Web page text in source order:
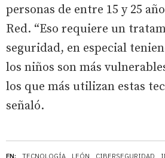
EN: TECNOLOGÍA LEÓN CIBERSEGURIDAD
personas de entre 15 y 25
Red. “Eso requiere un
seguridad, en especial
los niños son más
los que más utilizan estas
señaló.